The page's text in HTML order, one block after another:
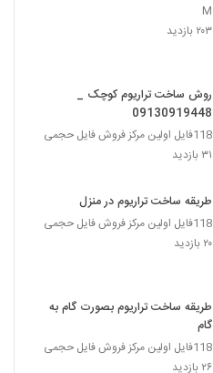
M
۲۰۳ بازدید
روش ساخت تراریوم کوچک _
09130919448
118فایل اولین مرکز فروش فایل حجمی
۳۱ بازدید
طریقه ساخت تراریوم در منزل
118فایل اولین مرکز فروش فایل حجمی
۲۰ بازدید
طریقه ساخت تراریوم بصورت گام به
گام
118فایل اولین مرکز فروش فایل حجمی
۲۶ بازدید